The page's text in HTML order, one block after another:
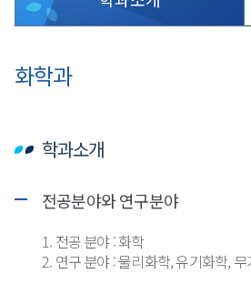
화학과
학과소개
전공분야와 연구분야
1. 전공 분야 : 화학
2. 연구 분야 : 물리화학, 유기화학,